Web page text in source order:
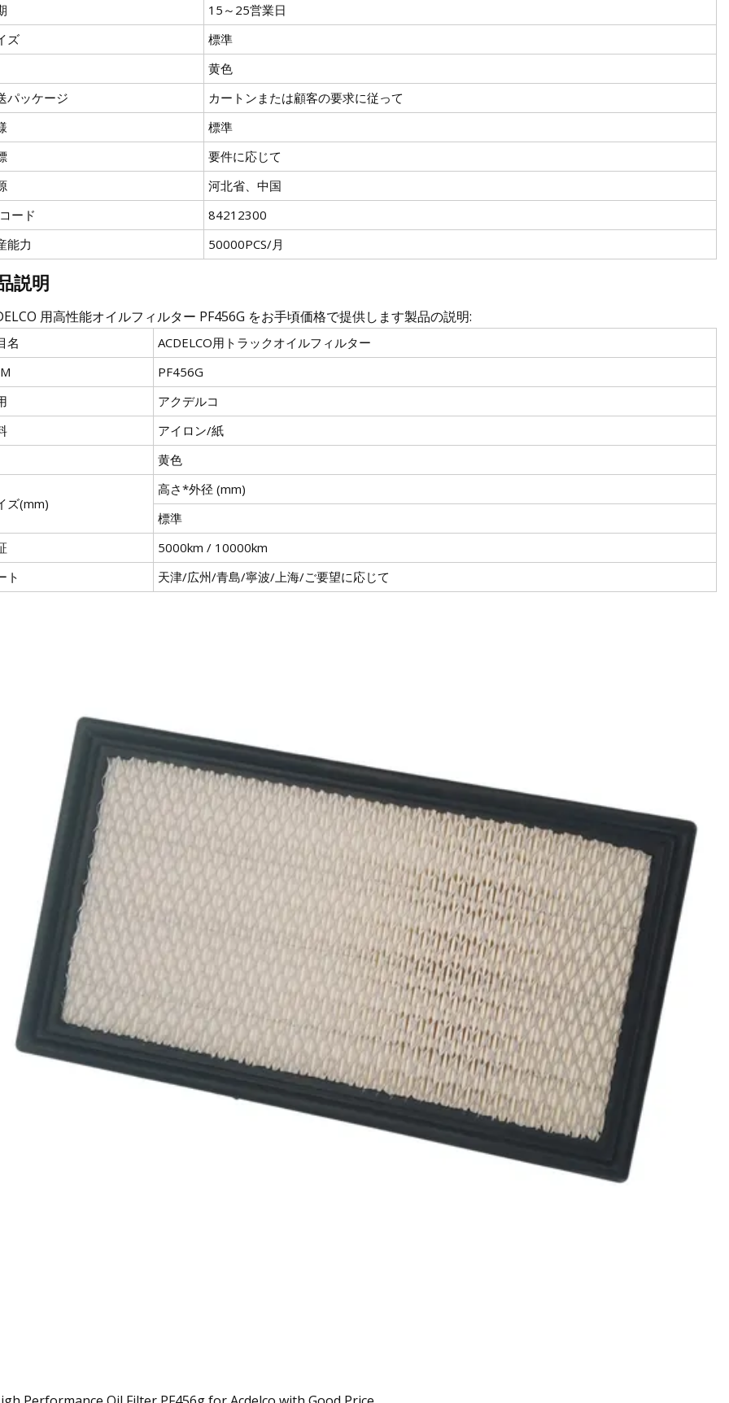
15～25営業日
ズ
標準
黄色
パッケージ
カートンまたは顧客の要求に従って
標準
要件に応じて
河北省、中国
ード
84212300
能力
50000PCS/月
説明
用高性能オイルフィルター PF456G をお手頃価格で提供します製品の説明:
名
ACDELCO用トラックオイルフィルター
PF456G
アクデルコ
アイロン/紙
黄色
ズ(mm)
高さ*外径 (mm)
標準
5000km / 10000km
ト
天津/広州/青島/寧波/上海/ご要望に応じて